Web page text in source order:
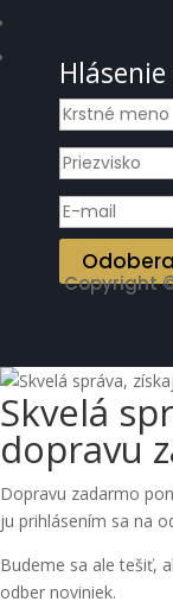
Copyright
Skvelá
dopravu
Dopravu zadarmo
ju prihlásením sa na
Budeme sa ale tešiť,
odber noviniek.